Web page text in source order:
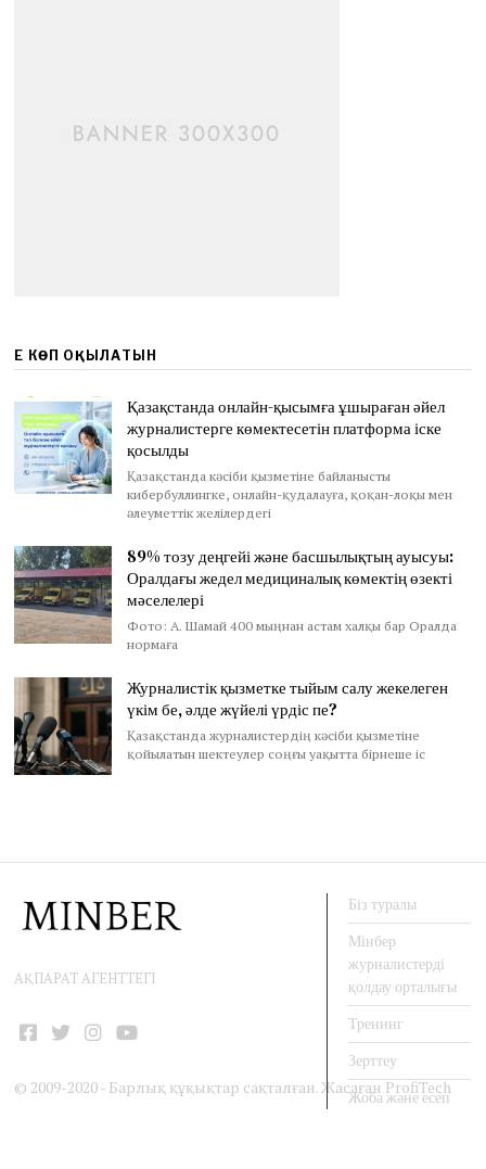
ЕҢ КӨП ОҚЫЛАТЫН
Қазақстанда онлайн-қысымға ұшыраған әйел
журналистерге көмектесетін платформа іске
қосылды
Қазақстанда кәсіби қызметіне байланысты
кибербуллингке, онлайн-қудалауға, қоқан-лоқы мен
әлеуметтік желілердегі
89% тозу деңгейі және басшылықтың ауысуы:
Оралдағы жедел медициналық көмектің өзекті
мәселелері
Фото: А. Шамай 400 мыңнан астам халқы бар Оралда
нормаға
Журналистік қызметке тыйым салу жекелеген
үкім бе, әлде жүйелі үрдіс пе?
Қазақстанда журналистердің кәсіби қызметіне
қойылатын шектеулер соңғы уақытта бірнеше іс
АҚПАРАТ АГЕНТТЕГІ
© 2009-2020 - Барлық құқықтар сақталған. ЖасағанProfiTech
Біз туралы
Мінбер
журналистерді
қолдау орталығы
Тренинг
Зерттеу
Жоба және есеп